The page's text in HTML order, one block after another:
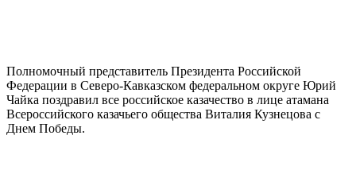
Полномочный представитель Президента Российской
Федерации в Северо-Кавказском федеральном округе Юрий
Чайка поздравил все российское казачество в лице атамана
Всероссийского казачьего общества Виталия Кузнецова с
Днем Победы.